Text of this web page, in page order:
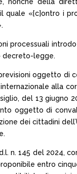
quale «[c]ontro i
processuali
decreto-legge.
oggetto
alla
del 13 giugno
oggetto di
dei cittadini
n. 145 del 2024,
entro